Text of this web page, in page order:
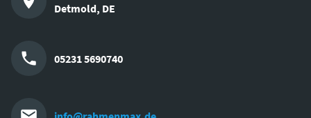
Detmold, DE
05231 5690740